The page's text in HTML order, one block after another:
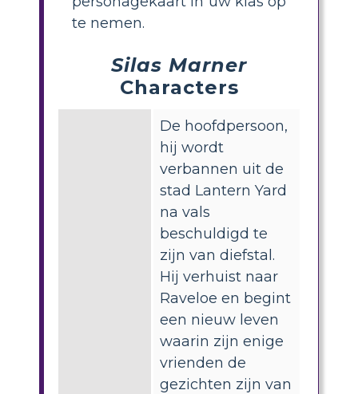
te nemen.
Silas Marner
Characters
De hoofdpersoon,
hij wordt
verbannen uit de
stad Lantern Yard
na vals
beschuldigd te
zijn van diefstal.
Hij verhuist naar
Raveloe en begint
een nieuw leven
waarin zijn enige
vrienden de
gezichten zijn van